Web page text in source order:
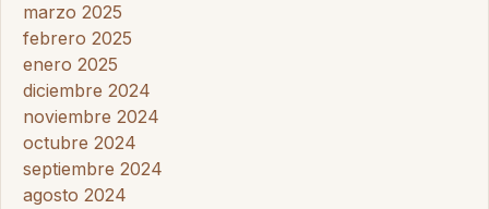
marzo 2025
febrero 2025
enero 2025
diciembre 2024
noviembre 2024
octubre 2024
septiembre 2024
agosto 2024